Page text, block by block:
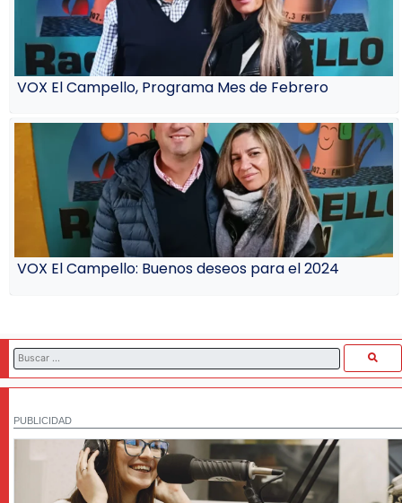
VOX El Campello, Programa Mes de Febrero
VOX El Campello: Buenos deseos para el 2024
PUBLICIDAD